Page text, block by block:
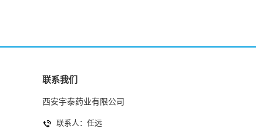
联系我们
西安宇泰药业有限公司
联系人：任远